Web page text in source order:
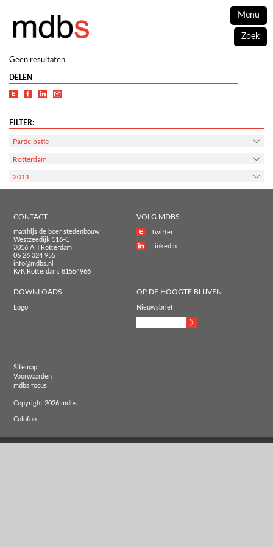
Menu
Zoek
Geen resultaten
DELEN
FILTER:
Participatie
Rotterdam
2011
CONTACT
matthijs de boer stedenbouw
Westzeedijk 116-C
3016 AH Rotterdam
06 26 324 955
info@mdbs.nl
KvK Rotterdam: 81554966
VOLG MDBS
Twitter
LinkedIn
DOWNLOADS
Logo
OP DE HOOGTE BLIJVEN
Nieuwsbrief
Sitemap
Voorwaarden
mdbs focus
Copyright 2026 mdbs
Colofon